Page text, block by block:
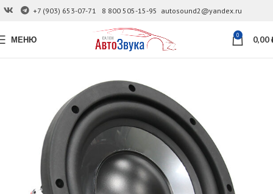
+7 (903) 653-07-71 8 800 505-15-95 autosound2@yandex.ru
МЕНЮ 0 0,00